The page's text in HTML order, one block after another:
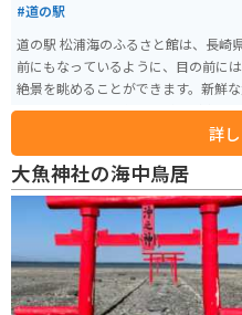
#道の駅
道の駅 松浦海のふるさと館は、長崎県松浦
前にもなっているように、目の前に
絶景を眺めることができます。新鮮
の幸をふんだんに使った料理が楽しめるレ
れる場合、道の駅には広い駐車場が
は、リアス式海岸の美しい景色を眺
つもあるので、ツーリングにも最適です。 松浦市は、アジやサバな
げが盛んな地域です。道の駅で購入
良いですし、お土産に持ち帰るのも
工芸品も有名です。
詳
大魚神社の海中鳥居